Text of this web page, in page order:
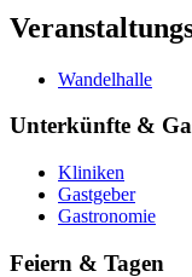
Wandelhalle
Unterkünfte &
Kliniken
Gastgeber
Gastronomie
Feiern & Tagen